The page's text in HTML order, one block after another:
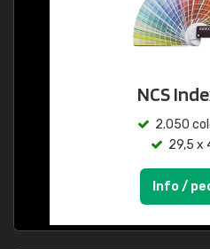
NCS
2.050
29,5 x
Info /